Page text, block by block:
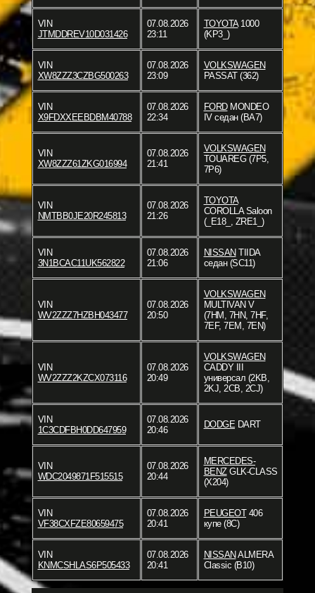
VIN
JTMDDREV10D031426
07.08.2026
23:11
TOYOTA1000
(KP3_)
VIN
XW8ZZZ3CZBG500263
07.08.2026
23:09
VOLKSWAGEN
PASSAT (362)
VIN
X9FDXXEEBDBM40788
07.08.2026
22:34
FORDMONDEO
IV седан (BA7)
VIN
XW8ZZZ61ZKG016994
07.08.2026
21:41
VOLKSWAGEN
TOUAREG (7P5,
7P6)
VIN
NMTBB0JE20R245813
07.08.2026
21:26
TOYOTA
COROLLA Saloon
(_E18_, ZRE1_)
VIN
3N1BCAC11UK562822
07.08.2026
21:06
NISSAN TIIDA
седан (SC11)
VIN
WV2ZZZ7HZBH043477
07.08.2026
20:50
VOLKSWAGEN
MULTIVAN V
(7HM, 7HN, 7HF,
7EF, 7EM, 7EN)
VIN
WV2ZZZ2KZCX073116
07.08.2026
20:49
VOLKSWAGEN
CADDY III
универсал (2KB,
2KJ, 2CB, 2CJ)
VIN
1C3CDFBH0DD647959
07.08.2026
20:46
DODGEDART
VIN
WDC2049871F515515
07.08.2026
20:44
MERCEDES-
BENZGLK-CLASS
(X204)
VIN
VF38CXFZE80659475
07.08.2026
20:41
PEUGEOT406
купе (8C)
VIN
KNMCSHLAS6P505433
07.08.2026
20:41
NISSAN ALMERA
Classic (B10)